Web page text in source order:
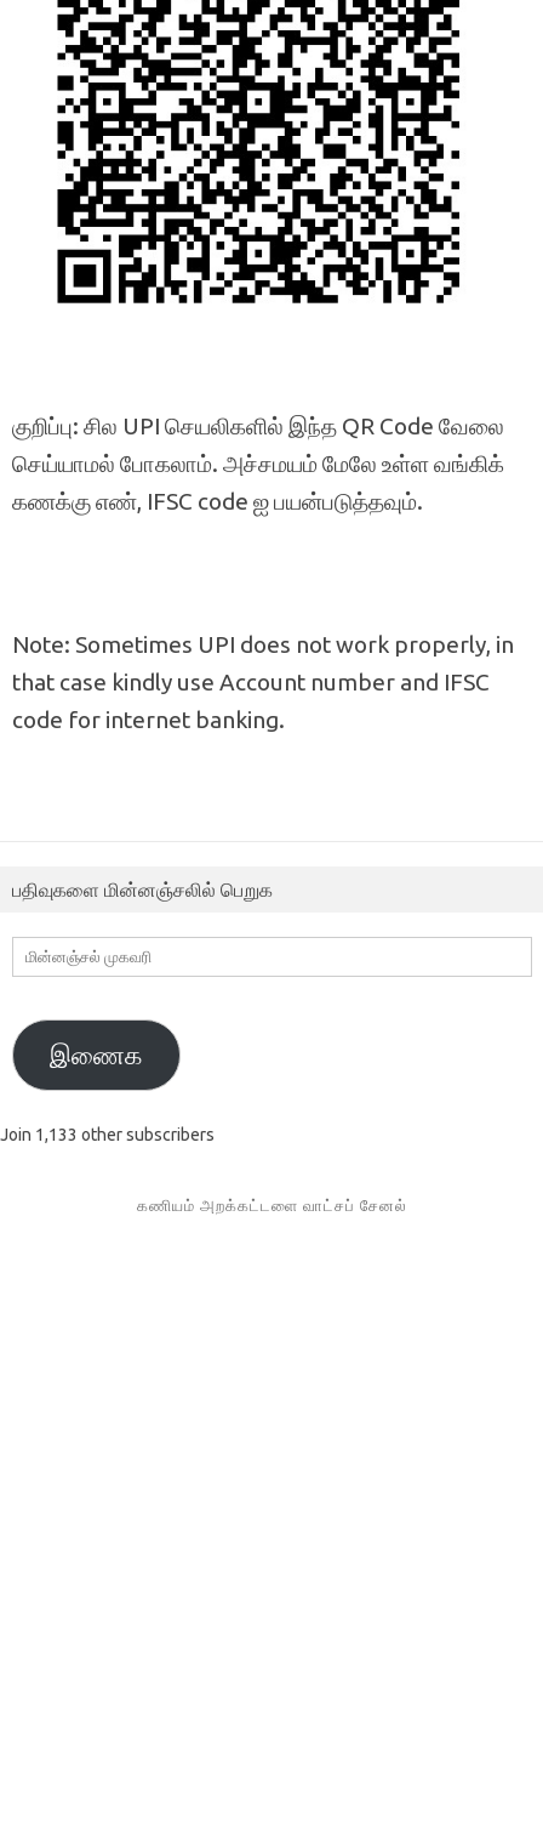
குறிப்பு: சில UPI செயலிகளில் இந்த QR Code வேலை
செய்யாமல் போகலாம். அச்சமயம் மேலே உள்ள வங்கிக்
கணக்கு எண், IFSC code ஐ பயன்படுத்தவும்.
Note: Sometimes UPI does not work properly, in
that case kindly use Account number and IFSC
code for internet banking.
பதிவுகளை மின்னஞ்சலில் பெறுக
மின்னஞ்சல்
முகவரி
இணைக
Join 1,133 other subscribers
கணியம் அறக்கட்டளை வாட்சப் சேனல்